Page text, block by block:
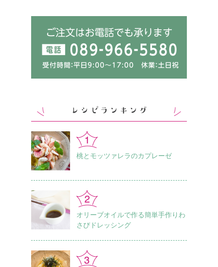
桃とモッツァレラのカプレーゼ
オリーブオイルで作る簡単手作りわ
さびドレッシング